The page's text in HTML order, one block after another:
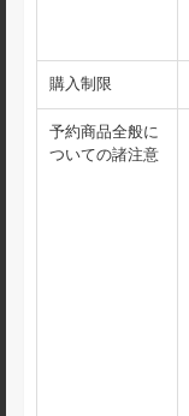
購入制限
予約商品全般に
ついての諸注意